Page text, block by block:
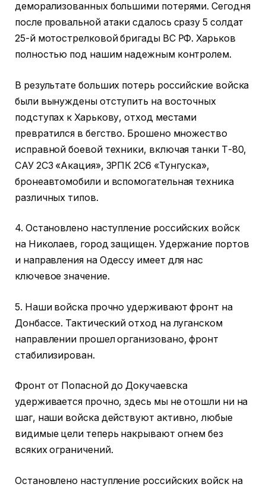
деморализованных большими потерями. Сегодня
после провальной атаки сдалось сразу 5 солдат
25-й мотострелковой бригады ВС РФ. Харьков
полностью под нашим надежным контролем.
В результате больших потерь российские войска
были вынуждены отступить на восточных
подступах к Харькову, отход местами
превратился в бегство. Брошено множество
исправной боевой техники, включая танки Т-80,
САУ 2С3 «Акация», ЗРПК 2С6 «Тунгуска»,
бронеавтомобили и вспомогательная техника
различных типов.
4. Остановлено наступление российских войск
на Николаев, город защищен. Удержание портов
и направления на Одессу имеет для нас
ключевое значение.
5. Наши войска прочно удерживают фронт на
Донбассе. Тактический отход на луганском
направлении прошел организовано, фронт
стабилизирован.
Фронт от Попасной до Докучаевска
удерживается прочно, здесь мы не отошли ни на
шаг, наши войска действуют активно, любые
видимые цели теперь накрывают огнем без
всяких ограничений.
Остановлено наступление российских войск на